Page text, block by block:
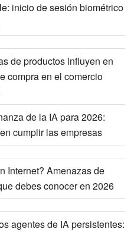
inicio de sesión biométrico
de productos influyen en
compra en el comercio
de la IA para 2026:
cumplir las empresas
Internet? Amenazas de
debes conocer en 2026
agentes de IA persistentes: